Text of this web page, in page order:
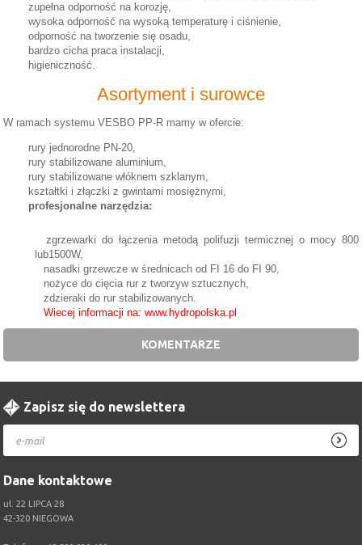
zupełna odporność na korozję,
wysoka odporność na wysoką temperaturę i ciśnienie,
odporność na tworzenie się osadu,
bardzo cicha praca instalacji,
higieniczność.
Asortyment i surowce
W ramach systemu VESBO PP-R mamy w ofercie:
rury jednorodne PN-20,
rury stabilizowane aluminium,
rury stabilizowane włóknem szklanym,
kształtki i złączki z gwintami mosiężnymi,
profesjonalne narzędzia:
zgrzewarki do łączenia metodą polifuzji termicznej o mocy 800
lub1500W,
nasadki grzewcze w średnicach od FI 16 do FI 90,
nożyce do cięcia rur z tworzyw sztucznych,
zdzieraki do rur stabilizowanych.
Wiecej informacji na: www.hydropolska.pl
KOMENTARZE
Zapisz się do newslettera
Dane kontaktowe
ul. 22 LIPCA 28
42-320 NIEGOWA